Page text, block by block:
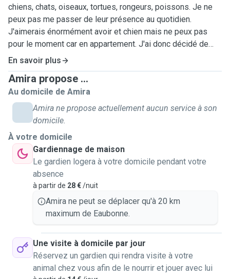
chiens, chats, oiseaux, tortues, rongeurs, poissons. Je ne
peux pas me passer de leur présence au quotidien.
J'aimerais énormément avoir et chien mais ne peux pas
pour le moment car en appartement. J'ai donc décidé de
devenir petsitter pour rencontrer votre animal, passer du
temps avec lui, et me permettre également d'arrondir mes
fins de mois. Je propose mes services également pour
des animaux autre que les chiens.
Je serai très contente de prendre soin de votre animal le
temps de votre absence. Je pourrai passer le nourrir et lui
rendre visite les soirs ou midis en semaine et plusieurs
fois par jour les week-ends. Je vous propose également
de m'occuper de sa promenade et de jouer avec lui. Si votre
chien a besoin de se dépenser, je pourrai l'emmener avec
moi en footing le samedi. Bien-sûr, sans oublier la tonne de
câlins s'il les aime. Il est aussi possible que je reste à
votre domicile avec lui en cas de besoin (pas plus d'une
J'habite en appartement et ne pourrai donc pas accueillir
d'autres animaux que mes deux chats afin de ne pas les
En savoir plus
Amira propose ...
Au domicile de Amira
Amira ne propose actuellement aucun service à son
domicile.
À votre domicile
Gardiennage de maison
Le gardien logera à votre domicile pendant votre
absence
à partir de 28 €/nuit
Amira ne peut se déplacer qu'à 20 km
maximum de Eaubonne.
Une visite à domicile par jour
Réservez un gardien qui rendra visite à votre
animal chez vous afin de le nourrir et jouer avec lui